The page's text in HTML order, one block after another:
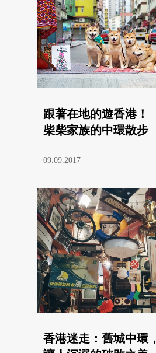
跟著在地的遊香港！
柴柴家族的中環散步
09.09.2017
香港迷走：舊城中環，